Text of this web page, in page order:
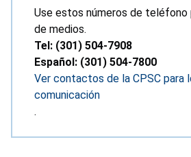
Use estos números de teléfono
de medios.
Tel: (301) 504-7908
Español: (301) 504-7800
Ver contactos de la CPSC para
comunicación
.